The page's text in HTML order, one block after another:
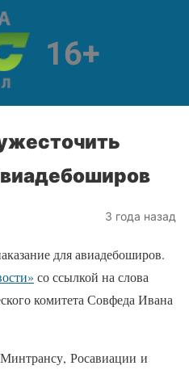
3 года назад
для авиадебоширов.
со ссылкой на слова
комитета Совфеда Ивана
Росавиации и